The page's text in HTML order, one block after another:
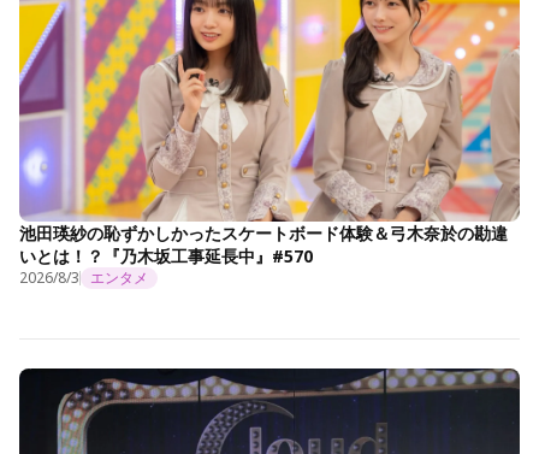
池田瑛紗の恥ずかしかったスケートボード体験＆弓木奈於の勘違
いとは！？『乃木坂工事延長中』#570
2026/8/3 エンタメ